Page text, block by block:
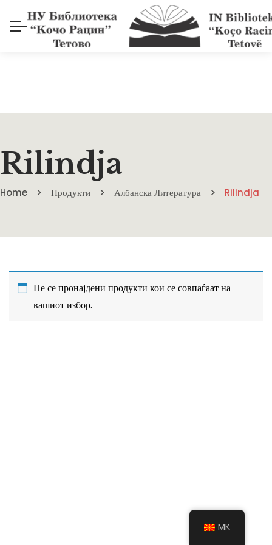
Rilindja
Home Продукти Албанска Литература Rilindja
Не се пронајдени продукти кои се совпаѓаат на
вашиот избор.
MK